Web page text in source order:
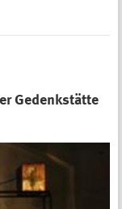
Gedenkstätte